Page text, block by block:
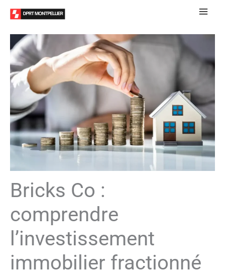
Aller
contenu
Bricks Co :
comprendre
l’investissement
immobilier fractionné